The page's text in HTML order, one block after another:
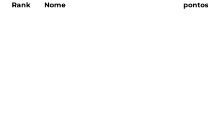
Rank Nome pontos